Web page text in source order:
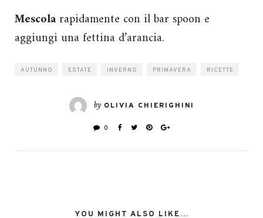
Mescolarapidamente con il bar spoon e
aggiungi una fettina d’arancia.
AUTUNNO ESTATE INVERNO PRIMAVERA RICETTE
by OLIVIA CHIERIGHINI
0
YOU MIGHT ALSO LIKE...